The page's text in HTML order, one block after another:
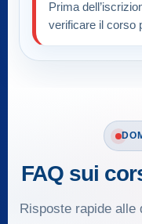
Prima
verificare il corso
FAQ sui
Risposte rapide alle